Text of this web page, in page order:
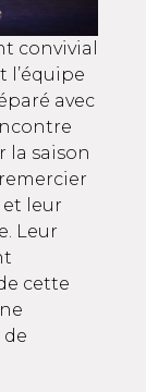
convivial
l’équipe
avec
la saison
et leur
Leur
cette